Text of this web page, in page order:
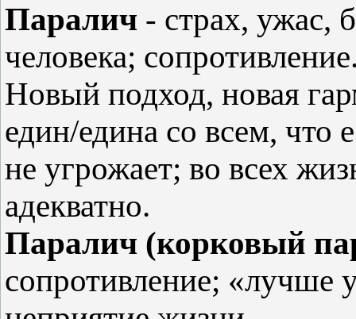
Паралич - страх, ужас,
человека;
Новый подход, новая
един/едина со всем,
не угрожает; во всех
адекватно.
Паралич (корковый
сопротивление; «лучше